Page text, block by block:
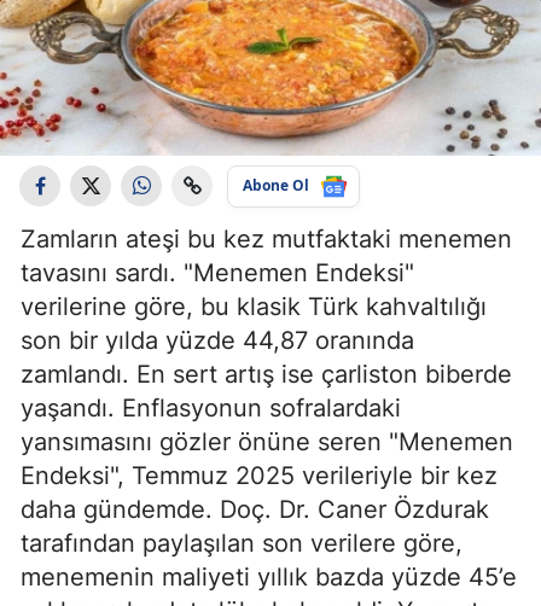
Abone Ol
Zamların ateşi bu kez mutfaktaki menemen
tavasını sardı. "Menemen Endeksi"
verilerine göre, bu klasik Türk kahvaltılığı
son bir yılda yüzde 44,87 oranında
zamlandı. En sert artış ise çarliston biberde
yaşandı. Enflasyonun sofralardaki
yansımasını gözler önüne seren "Menemen
Endeksi", Temmuz 2025 verileriyle bir kez
daha gündemde. Doç. Dr. Caner Özdurak
tarafından paylaşılan son verilere göre,
menemenin maliyeti yıllık bazda yüzde 45’e